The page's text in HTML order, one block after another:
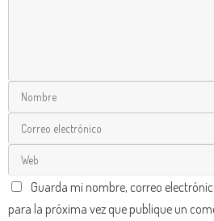
Guarda mi nombre, correo
para la próxima vez que publique un